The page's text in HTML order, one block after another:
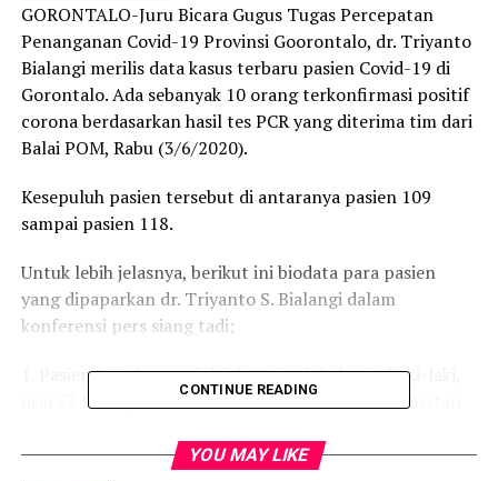
GORONTALO-Juru Bicara Gugus Tugas Percepatan
Penanganan Covid-19 Provinsi Goorontalo, dr. Triyanto
Bialangi merilis data kasus terbaru pasien Covid-19 di
Gorontalo. Ada sebanyak 10 orang terkonfirmasi positif
corona berdasarkan hasil tes PCR yang diterima tim dari
Balai POM, Rabu (3/6/2020).
Kesepuluh pasien tersebut di antaranya pasien 109
sampai pasien 118.
Untuk lebih jelasnya, berikut ini biodata para pasien
yang dipaparkan dr. Triyanto S. Bialangi dalam
konferensi pers siang tadi;
1. Pasien 109 dengan inisial AA, jenis kelamin Laki-laki,
usia 53 tahun, alamat; Desa Pentadu Barat, Kecamatan
skrining. Keadaan umum pasien baik.
CONTINUE READING
YOU MAY LIKE